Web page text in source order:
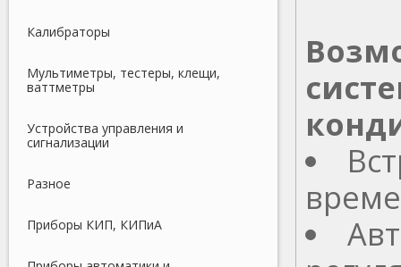
Калибраторы
Мультиметры, тестеры, клещи,
ваттметры
Устройства управления и
сигнализации
Разное
Приборы КИП, КИПиА